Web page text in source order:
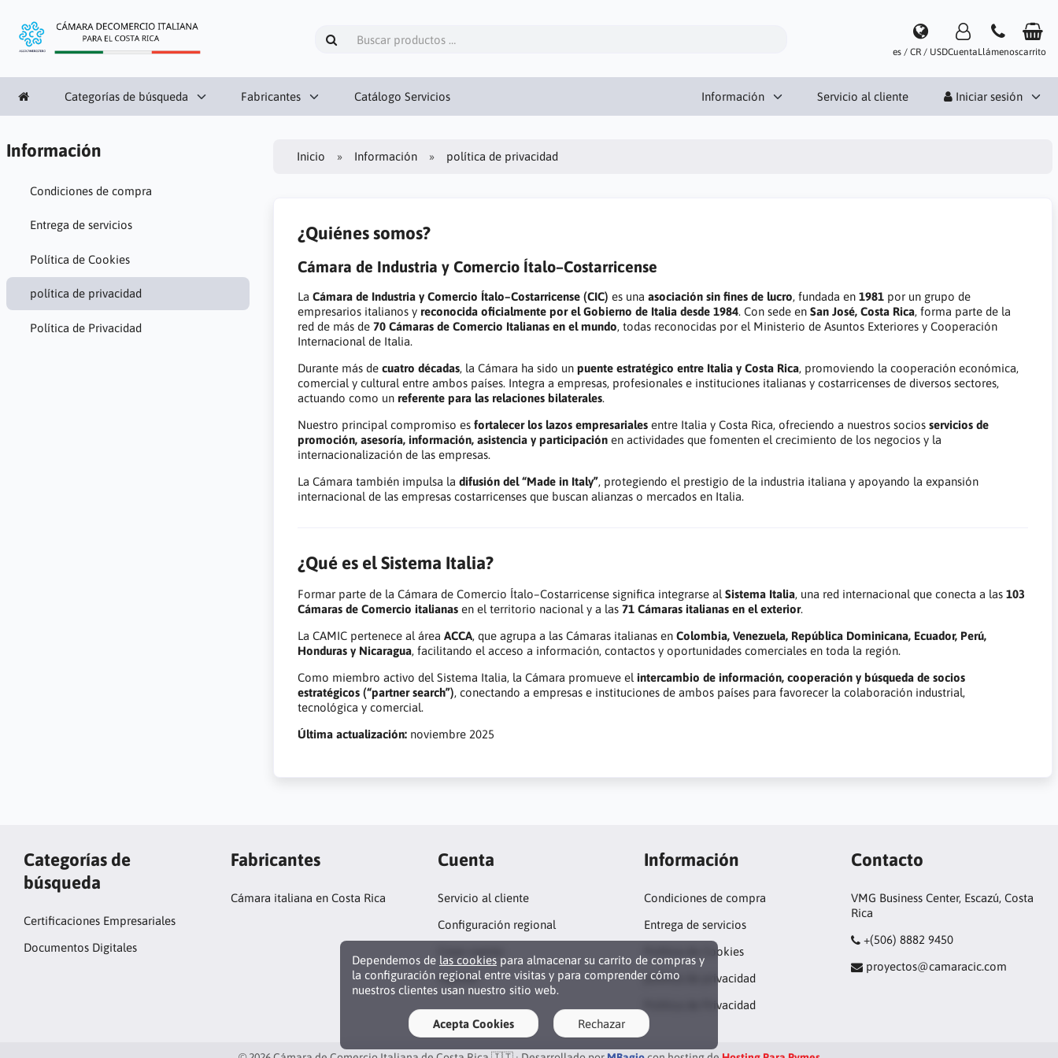
es / CR / USDCuentaLlámenoscarrito
Categorías de búsqueda Fabricantes Catálogo Servicios Información Servicio al cliente Iniciar sesión
Información
Condiciones de compra
Entrega de servicios
Política de Cookies
política de privacidad
Política de Privacidad
Inicio Información política de privacidad
¿Quiénes somos?
Cámara de Industria y Comercio Ítalo–Costarricense
LaCámara de Industria y Comercio Ítalo–Costarricense (CIC) es unaasociación sin fines de lucro, fundada en1981 por un grupo de
empresarios italianos y reconocida oficialmente por el Gobierno de Italia desde 1984. Con sede enSan José, Costa Rica, forma parte de la
red de más de70 Cámaras de Comercio Italianas en el mundo, todas reconocidas por el Ministerio de Asuntos Exteriores y Cooperación
Internacional de Italia.
Durante más decuatro décadas, la Cámara ha sido unpuente estratégico entre Italia y Costa Rica, promoviendo la cooperación económica,
comercial y cultural entre ambos países. Integra a empresas, profesionales e instituciones italianas y costarricenses de diversos sectores,
actuando como un referente para las relaciones bilaterales.
Nuestro principal compromiso esfortalecer los lazos empresariales entre Italia y Costa Rica, ofreciendo a nuestros sociosservicios de
promoción, asesoría, información, asistencia y participación en actividades que fomenten el crecimiento de los negocios y la
internacionalización de las empresas.
La Cámara también impulsa ladifusión del “Made in Italy”, protegiendo el prestigio de la industria italiana y apoyando la expansión
internacional de las empresas costarricenses que buscan alianzas o mercados en Italia.
¿Qué es el Sistema Italia?
Formar parte de la Cámara de Comercio Ítalo–Costarricense significa integrarse alSistema Italia, una red internacional que conecta a las103
Cámaras de Comercio italianas en el territorio nacional y a las71 Cámaras italianas en el exterior.
La CAMIC pertenece al áreaACCA, que agrupa a las Cámaras italianas enColombia, Venezuela, República Dominicana, Ecuador, Perú,
Honduras y Nicaragua, facilitando el acceso a información, contactos y oportunidades comerciales en toda la región.
Como miembro activo del Sistema Italia, la Cámara promueve elintercambio de información, cooperación y búsqueda de socios
estratégicos (“partner search”), conectando a empresas e instituciones de ambos países para favorecer la colaboración industrial,
tecnológica y comercial.
Última actualización: noviembre 2025
Dependemos de las cookies para almacenar su carrito de compras y
la configuración regional entre visitas y para comprender cómo
nuestros clientes usan nuestro sitio web.
Acepta Cookies Rechazar
Categorías de
búsqueda
Certificaciones Empresariales
Documentos Digitales
Fabricantes
Cámara italiana en Costa Rica
Cuenta
Servicio al cliente
Configuración regional
Crear cuenta
Ingresar
Información
Condiciones de compra
Entrega de servicios
Política de Cookies
política de privacidad
Política de Privacidad
Contacto
VMG Business Center, Escazú, Costa
Rica
+(506) 8882 9450
proyectos@camaracic.com